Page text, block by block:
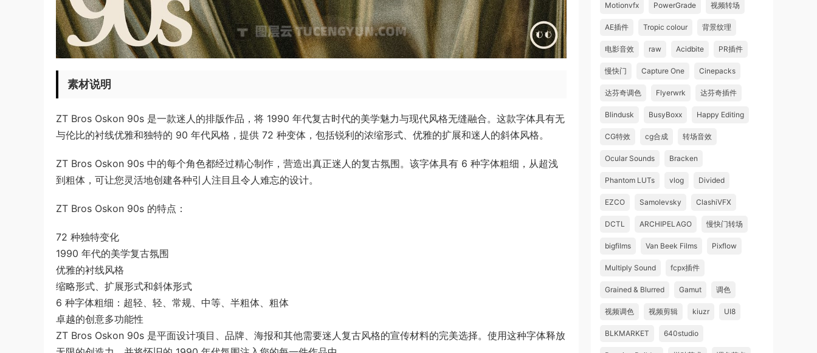
素材说明
ZT Bros Oskon 90s 是一款迷人的排版作品，将 1990 年代复古时代的美学魅力与现代风格无缝融合。这款字体具有无
与伦比的衬线优雅和独特的 90 年代风格，提供 72 种变体，包括锐利的浓缩形式、优雅的扩展和迷人的斜体风格。
ZT Bros Oskon 90s 中的每个角色都经过精心制作，营造出真正迷人的复古氛围。该字体具有 6 种字体粗细，从超浅
到粗体，可让您灵活地创建各种引人注目且令人难忘的设计。
ZT Bros Oskon 90s 的特点：
72 种独特变化
1990 年代的美学复古氛围
优雅的衬线风格
缩略形式、扩展形式和斜体形式
6 种字体粗细：超轻、轻、常规、中等、半粗体、粗体
卓越的创意多功能性
ZT Bros Oskon 90s 是平面设计项目、品牌、海报和其他需要迷人复古风格的宣传材料的完美选择。使用这种字体释放
Motionvfx PowerGrade 视频转场
AE插件 Tropic colour 背景纹理
电影音效 raw Acidbite PR插件
慢快门 Capture One Cinepacks
达芬奇调色 Flyerwrk 达芬奇插件
Blindusk BusyBoxx Happy Editing
CG特效 cg合成 转场音效
Ocular Sounds Bracken
Phantom LUTs vlog Divided
EZCO Samolevsky ClashiVFX
DCTL ARCHIPELAGO 慢快门转场
bigfilms Van Beek Films Pixflow
Multiply Sound fcpx插件
Grained & Blurred Gamut 调色
视频调色 视频剪辑 kiuzr UI8
BLKMARKET 640studio